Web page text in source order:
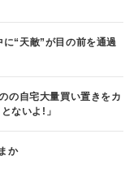
“天敵”が目の前を通過
の自宅大量買い置きをカ
ないよ!」
か